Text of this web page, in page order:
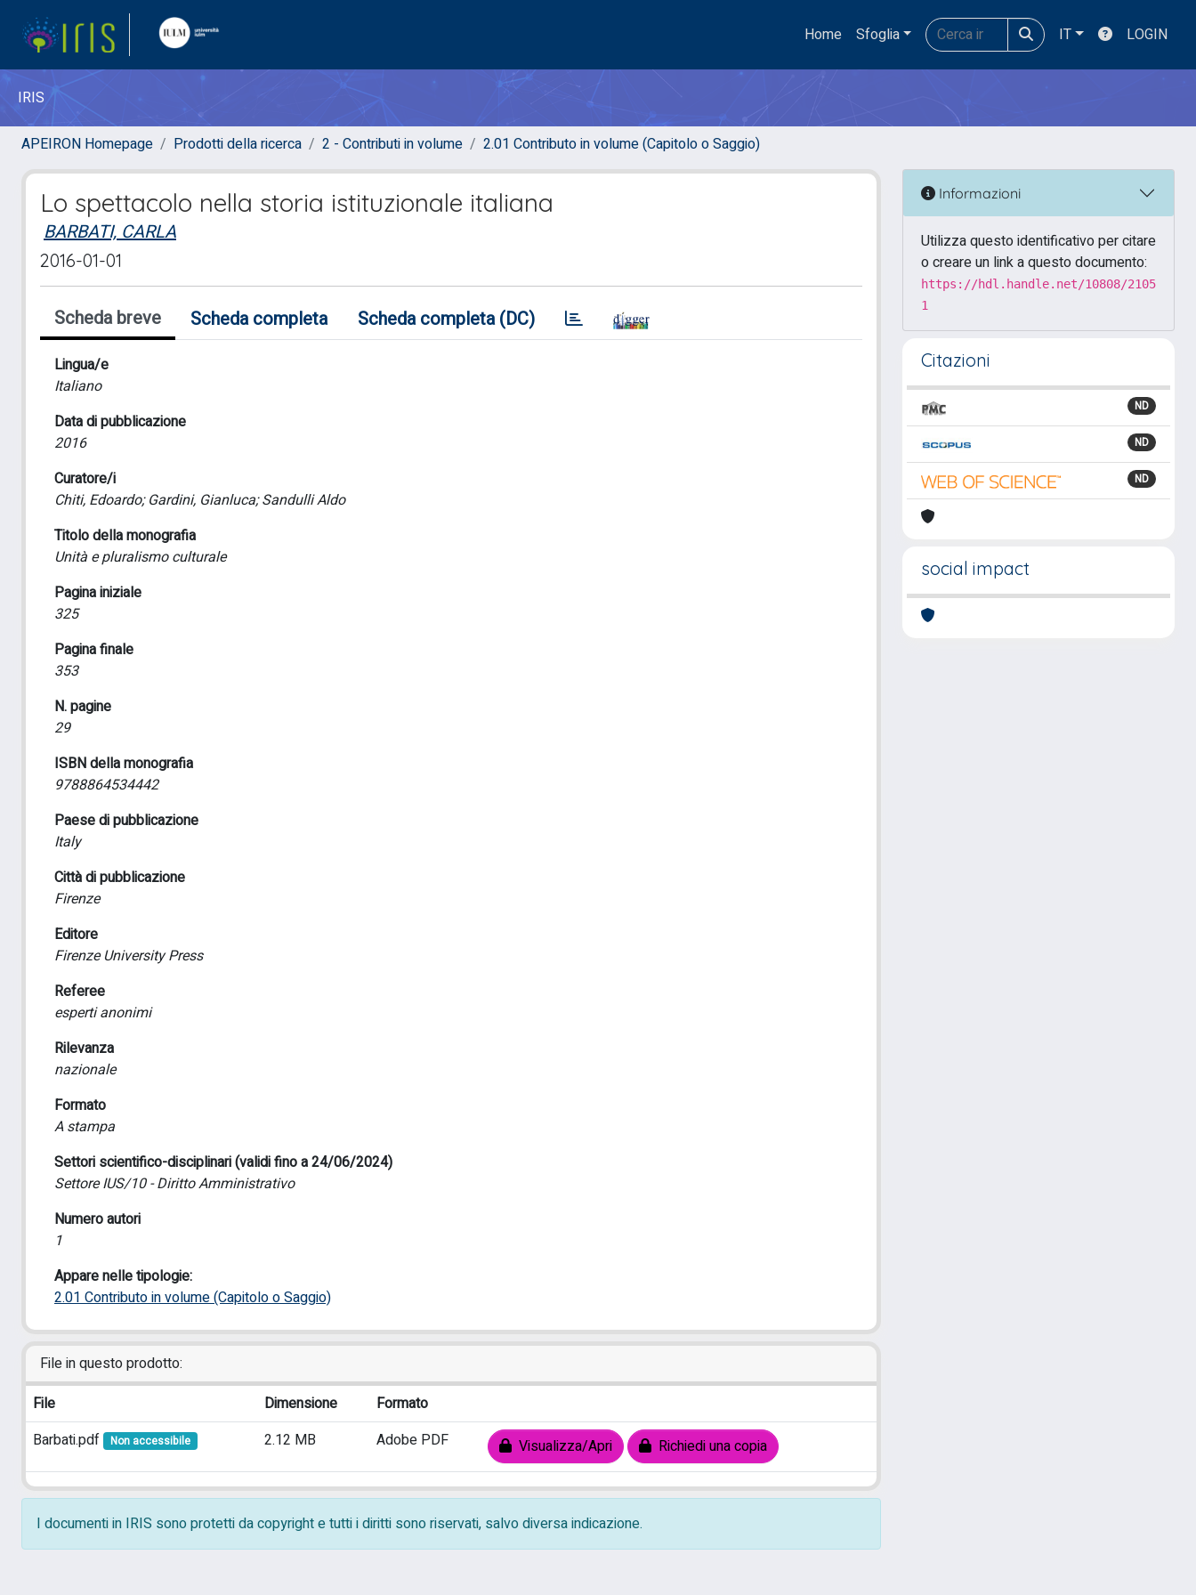
Home Sfoglia IT LOGIN
IRIS
APEIRON Homepage Prodotti della ricerca 2 - Contributi in volume 2.01 Contributo in volume (Capitolo o Saggio)
Lo spettacolo nella storia istituzionale italiana
BARBATI, CARLA
2016-01-01
Scheda breve Scheda completa Scheda completa (DC)
Lingua/e
Italiano
Data di pubblicazione
2016
Curatore/i
Chiti, Edoardo; Gardini, Gianluca; Sandulli Aldo
Titolo della monografia
Unità e pluralismo culturale
Pagina iniziale
325
Pagina finale
353
N. pagine
29
ISBN della monografia
9788864534442
Paese di pubblicazione
Italy
Città di pubblicazione
Firenze
Editore
Firenze University Press
Referee
esperti anonimi
Rilevanza
nazionale
Formato
A stampa
Settori scientifico-disciplinari (validi fino a 24/06/2024)
Settore IUS/10 - Diritto Amministrativo
Numero autori
1
Appare nelle tipologie:
2.01 Contributo in volume (Capitolo o Saggio)
File in questo prodotto:
File
Dimensione
Formato
Barbati.pdf
Non accessibile 2.12 MB Adobe PDF Visualizza/Apri Richiedi una copia
I documenti in IRIS sono protetti da copyright e tutti i diritti sono riservati, salvo diversa indicazione.
Informazioni
Utilizza questo identificativo per citare
o creare un link a questo documento:
https://hdl.handle.net/10808/2105
1
Citazioni
ND
ND
ND
social impact